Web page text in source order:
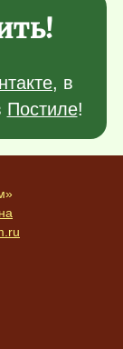
, в
Постиле!